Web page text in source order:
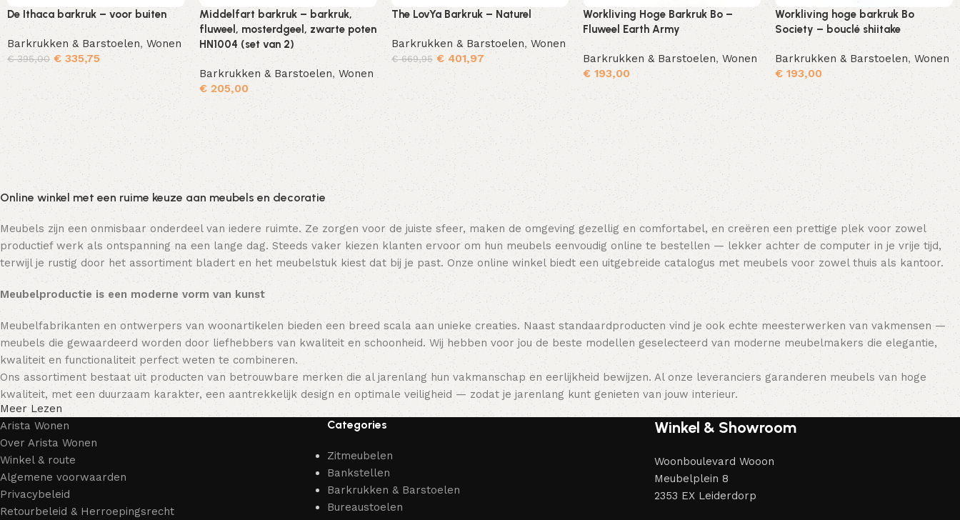
De Ithaca barkruk – voor buiten
Barkrukken & Barstoelen,Wonen
€395,00 € 335,75
Toevoegen aan winkelwagen
Middelfart barkruk – barkruk,
fluweel, mosterdgeel, zwarte poten
HN1004 (set van 2)
Barkrukken & Barstoelen, Wonen
€205,00
Toevoegen aan winkelwagen
The LovYa Barkruk – Naturel
Barkrukken & Barstoelen, Wonen
€669,95 €401,97
Toevoegen aan winkelwagen
Workliving Hoge Barkruk Bo –
Fluweel Earth Army
Barkrukken & Barstoelen,Wonen
€ 193,00
Toevoegen aan winkelwagen
Workliving hoge barkruk Bo
Society – bouclé shiitake
Barkrukken & Barstoelen,Wonen
€ 193,00
Toevoegen aan winkelwagen
Online winkel met een ruime keuze aan meubels en decoratie
Meubels zijn een onmisbaar onderdeel van iedere ruimte. Ze zorgen voor de juiste sfeer, maken de omgeving gezellig en comfortabel, en creëren een prettige plek voor zowel
productief werk als ontspanning na een lange dag. Steeds vaker kiezen klanten ervoor om hun meubels eenvoudig online te bestellen — lekker achter de computer in je vrije tijd,
terwijl je rustig door het assortiment bladert en het meubelstuk kiest dat bij je past. Onze online winkel biedt een uitgebreide catalogus met meubels voor zowel thuis als kantoor.
Meubelproductie is een moderne vorm van kunst
Meubelfabrikanten en ontwerpers van woonartikelen bieden een breed scala aan unieke creaties. Naast standaardproducten vind je ook echte meesterwerken van vakmensen —
meubels die gewaardeerd worden door liefhebbers van kwaliteit en schoonheid. Wij hebben voor jou de beste modellen geselecteerd van moderne meubelmakers die elegantie,
kwaliteit en functionaliteit perfect weten te combineren.
Ons assortiment bestaat uit producten van betrouwbare merken die al jarenlang hun vakmanschap en eerlijkheid bewijzen. Al onze leveranciers garanderen meubels van hoge
kwaliteit, met een duurzaam karakter, een aantrekkelijk design en optimale veiligheid — zodat je jarenlang kunt genieten van jouw interieur.
Meer Lezen
Arista Wonen
Over Arista Wonen
Winkel & route
Algemene voorwaarden
Privacybeleid
Retourbeleid & Herroepingsrecht
Categories
Zitmeubelen
Bankstellen
Barkrukken & Barstoelen
Bureaustoelen
Winkel & Showroom
Woonboulevard Wooon
Meubelplein 8
2353 EX Leiderdorp